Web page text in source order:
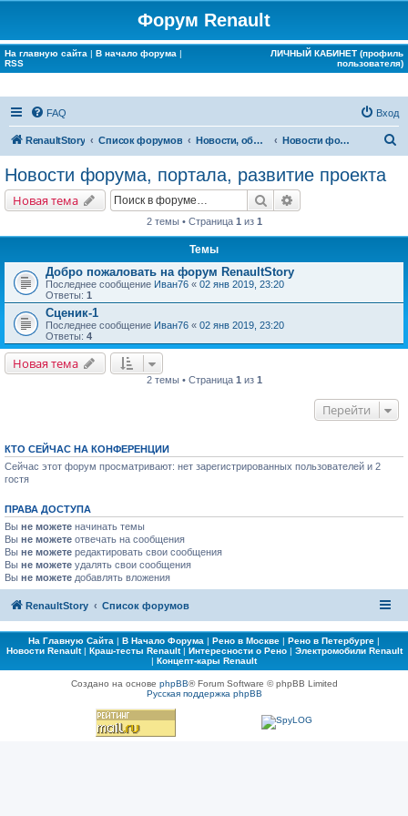
Форум Renault
На главную сайта | В начало форума |
RSS
ЛИЧНЫЙ КАБИНЕТ (профиль
пользователя)
FAQ Вход
RenaultStory Список форумов Новости, объявления, срочная информация Новости форума, портала, развитие проекта
Новости форума, портала, развитие проекта
Новая тема Поиск
2 темы • Страница 1 из 1
Темы
Добро пожаловать на форум RenaultStory
Последнее сообщение Иван76 « 02 янв 2019, 23:20
Ответы: 1
Сценик-1
Последнее сообщение Иван76 « 02 янв 2019, 23:20
Ответы: 4
Новая тема
2 темы • Страница 1 из 1
Перейти
КТО СЕЙЧАС НА КОНФЕРЕНЦИИ
Сейчас этот форум просматривают: нет зарегистрированных пользователей и 2
гостя
ПРАВА ДОСТУПА
Вы не можете начинать темы
Вы не можете отвечать на сообщения
Вы не можете редактировать свои сообщения
Вы не можете удалять свои сообщения
Вы не можете добавлять вложения
RenaultStory Список форумов
На Главную Сайта | В Начало Форума | Рено в Москве | Рено в Петербурге |
Новости Renault| Краш-тесты Renault| Интересности о Рено| Электромобили Renault
| Концепт-кары Renault
Создано на основе phpBB® Forum Software © phpBB Limited
Русская поддержка phpBB